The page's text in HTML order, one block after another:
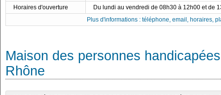
Horaires d'ouverture
Du lundi au vendredi de 08h30 à 12h00 et de
Plus d'informations : téléphone, email, horaires,
Maison des personnes
Rhône